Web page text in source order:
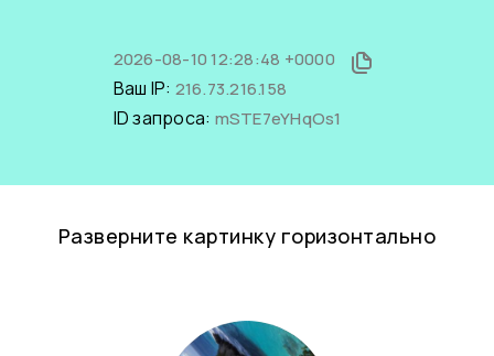
2026-08-10 12:28:48 +0000
Ваш IP: 216.73.216.158
ID запроса: mSTE7eYHqOs1
Разверните картинку горизонтально